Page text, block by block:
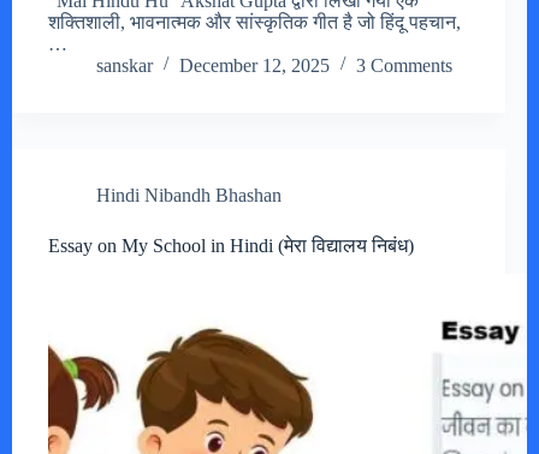
शक्तिशाली, भावनात्मक और सांस्कृतिक गीत है जो हिंदू पहचान,
…
sanskar
December 12, 2025 3 Comments
Hindi Nibandh Bhashan
Essay on My School in Hindi (मेरा विद्यालय निबंध)